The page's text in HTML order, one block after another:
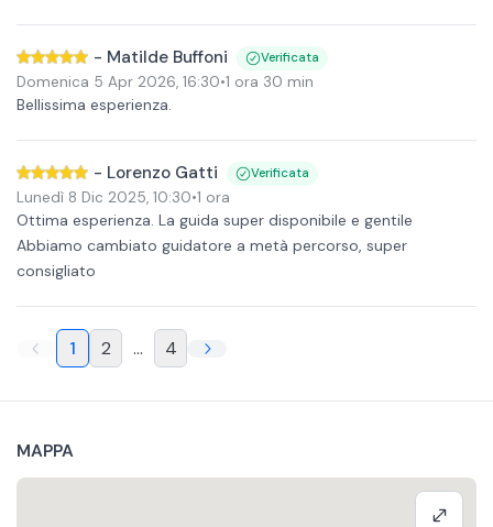
- Matilde Buffoni Verificata
Domenica 5 Apr 2026, 16:30•1 ora 30 min
Bellissima esperienza.
- Lorenzo Gatti Verificata
Lunedì 8 Dic 2025, 10:30•1 ora
Ottima esperienza. La guida super disponibile e gentile
Abbiamo cambiato guidatore a metà percorso, super
consigliato
1 2 ... 4
MAPPA